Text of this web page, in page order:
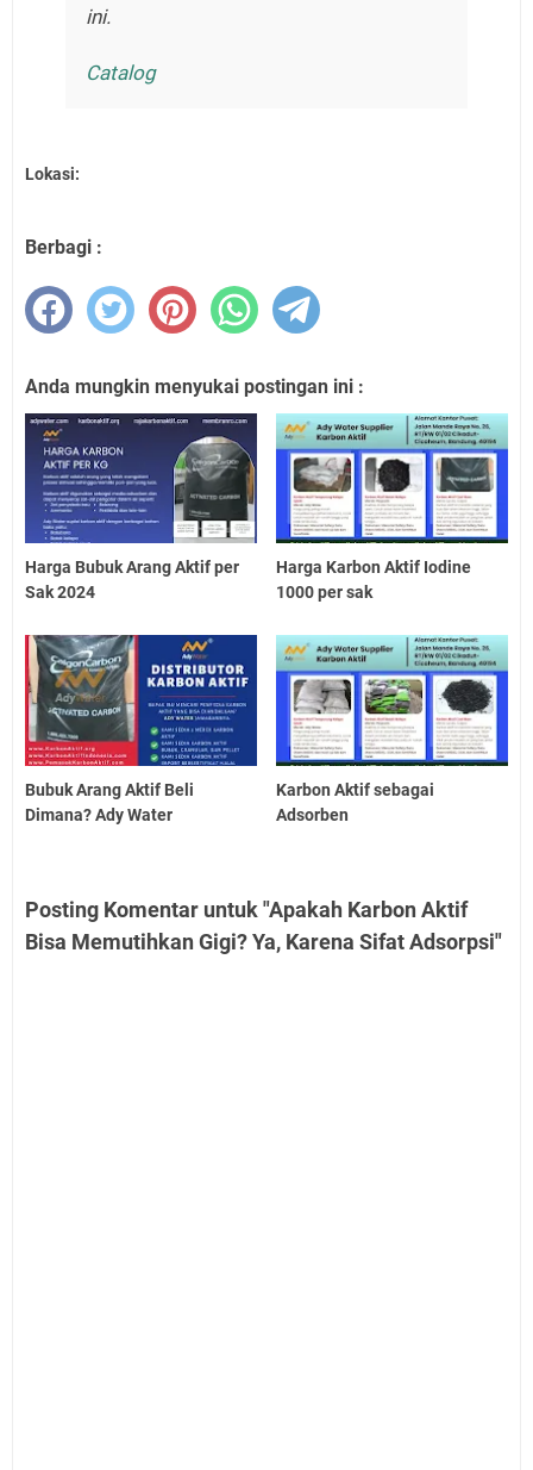
ini.
Catalog
Lokasi:
Berbagi :
Anda mungkin menyukai postingan ini :
Harga Bubuk Arang Aktif per
Sak 2024
Harga Karbon Aktif Iodine
1000 per sak
Bubuk Arang Aktif Beli
Dimana? Ady Water
Karbon Aktif sebagai
Adsorben
Posting Komentar untuk "Apakah Karbon Aktif
Bisa Memutihkan Gigi? Ya, Karena Sifat Adsorpsi"